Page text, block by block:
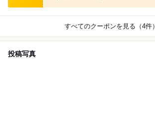
すべてのクーポンを見る（4件）
投稿写真